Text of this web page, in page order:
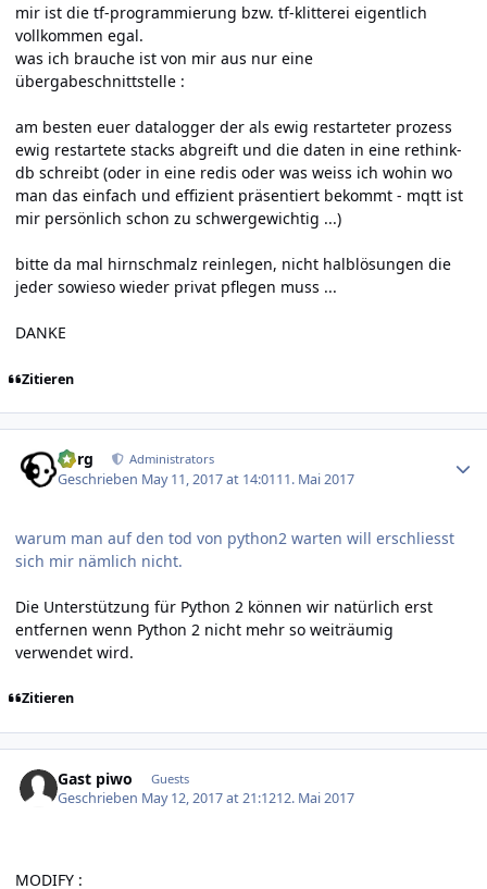
mir ist die tf-programmierung bzw. tf-klitterei eigentlich
vollkommen egal.
was ich brauche ist von mir aus nur eine
übergabeschnittstelle :
am besten euer datalogger der als ewig restarteter prozess
ewig restartete stacks abgreift und die daten in eine rethink-
db schreibt (oder in eine redis oder was weiss ich wohin wo
man das einfach und effizient präsentiert bekommt - mqtt ist
mir persönlich schon zu schwergewichtig ...)
bitte da mal hirnschmalz reinlegen, nicht halblösungen die
jeder sowieso wieder privat pflegen muss ...
DANKE
Zitieren
borg Administrators
Geschrieben May 11, 2017 at 14:0111. Mai 2017
warum man auf den tod von python2 warten will erschliesst
sich mir nämlich nicht.
Die Unterstützung für Python 2 können wir natürlich erst
entfernen wenn Python 2 nicht mehr so weiträumig
verwendet wird.
Zitieren
Gast piwo Guests
Geschrieben May 12, 2017 at 21:1212. Mai 2017
MODIFY :